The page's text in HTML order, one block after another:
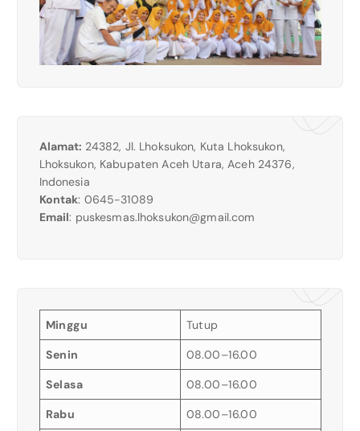
Alamat: 24382, Jl. Lhoksukon, Kuta Lhoksukon,
Lhoksukon, Kabupaten Aceh Utara, Aceh 24376,
Indonesia
Kontak: 0645-31089
Email: puskesmas.lhoksukon@gmail.com
Minggu Tutup
Senin 08.00–16.00
Selasa 08.00–16.00
Rabu 08.00–16.00